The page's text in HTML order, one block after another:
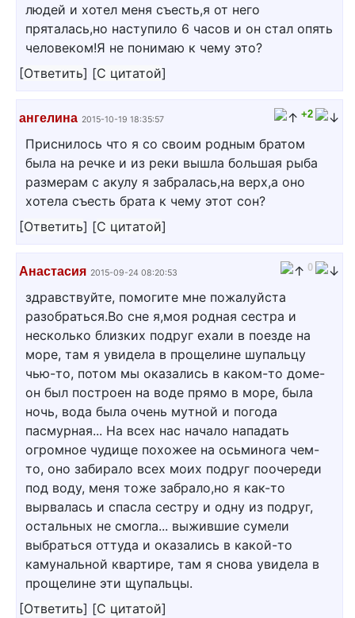
людей и хотел меня съесть,я от него
пряталась,но наступило 6 часов и он стал опять
человеком!Я не понимаю к чему это?
[Ответить] [С цитатой]
ангелина 2015-10-19 18:35:57 +2
Приснилось что я со своим родным братом
была на речке и из реки вышла большая рыба
размерам с акулу я забралась,на верх,а оно
хотела съесть брата к чему этот сон?
[Ответить] [С цитатой]
Анастасия 2015-09-24 08:20:53 0
здравствуйте, помогите мне пожалуйста
разобраться.Во сне я,моя родная сестра и
несколько близких подруг ехали в поезде на
море, там я увидела в прощелине шупальцу
чью-то, потом мы оказались в каком-то доме-
он был построен на воде прямо в море, была
ночь, вода была очень мутной и погода
пасмурная... На всех нас начало нападать
огромное чудище похожее на осьминога чем-
то, оно забирало всех моих подруг поочереди
под воду, меня тоже забрало,но я как-то
вырвалась и спасла сестру и одну из подруг,
остальных не смогла... выжившие сумели
выбраться оттуда и оказались в какой-то
камунальной квартире, там я снова увидела в
прощелине эти щупальцы.
[Ответить] [С цитатой]